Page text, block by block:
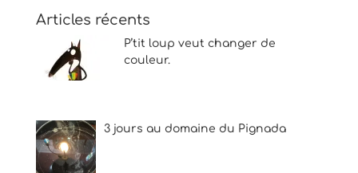
Articles récents
P’tit loup veut changer de
couleur.
3 jours au domaine du Pignada